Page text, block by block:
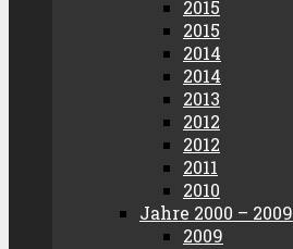
2015
2015
2014
2014
2013
2012
2012
2011
2010
Jahre 2000 – 2009
2009